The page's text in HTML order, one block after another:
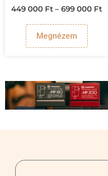
449 000 Ft – 699 000 Ft
Megnézem